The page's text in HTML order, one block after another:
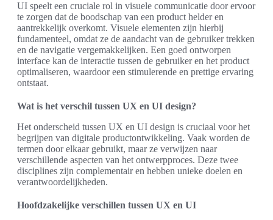
UI speelt een cruciale rol in visuele communicatie door ervoor
te zorgen dat de boodschap van een product helder en
aantrekkelijk overkomt. Visuele elementen zijn hierbij
fundamenteel, omdat ze de aandacht van de gebruiker trekken
en de navigatie vergemakkelijken. Een goed ontworpen
interface kan de interactie tussen de gebruiker en het product
optimaliseren, waardoor een stimulerende en prettige ervaring
ontstaat.
Wat is het verschil tussen UX en UI design?
Het onderscheid tussen UX en UI design is cruciaal voor het
begrijpen van digitale productontwikkeling. Vaak worden de
termen door elkaar gebruikt, maar ze verwijzen naar
verschillende aspecten van het ontwerpproces. Deze twee
disciplines zijn complementair en hebben unieke doelen en
verantwoordelijkheden.
Hoofdzakelijke verschillen tussen UX en UI